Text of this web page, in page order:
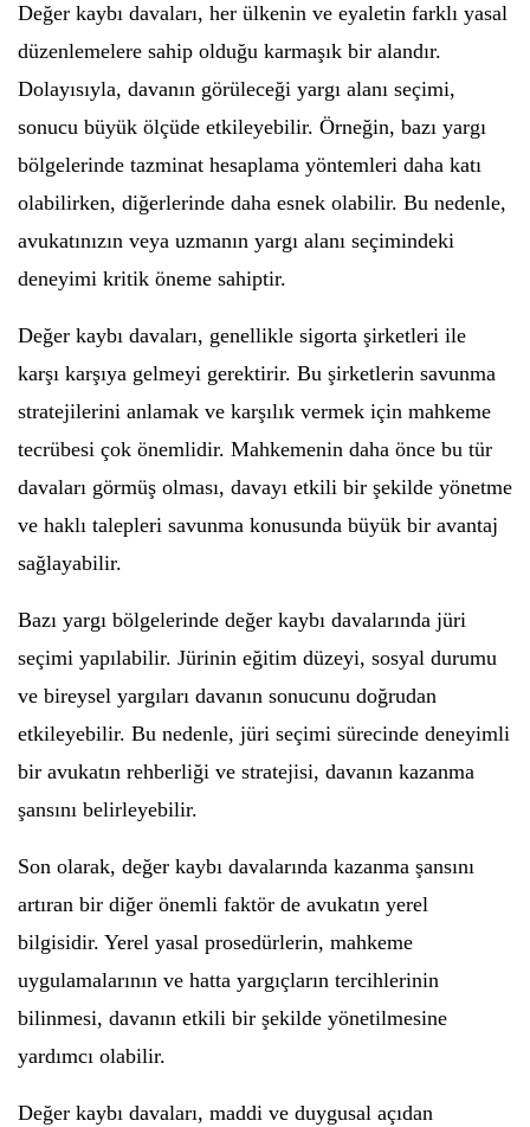
Değer kaybı davaları, her ülkenin ve eyaletin farklı yasal
düzenlemelere sahip olduğu karmaşık bir alandır.
Dolayısıyla, davanın görüleceği yargı alanı seçimi,
sonucu büyük ölçüde etkileyebilir. Örneğin, bazı yargı
bölgelerinde tazminat hesaplama yöntemleri daha katı
olabilirken, diğerlerinde daha esnek olabilir. Bu nedenle,
avukatınızın veya uzmanın yargı alanı seçimindeki
deneyimi kritik öneme sahiptir.
Değer kaybı davaları, genellikle sigorta şirketleri ile
karşı karşıya gelmeyi gerektirir. Bu şirketlerin savunma
stratejilerini anlamak ve karşılık vermek için mahkeme
tecrübesi çok önemlidir. Mahkemenin daha önce bu tür
davaları görmüş olması, davayı etkili bir şekilde yönetme
ve haklı talepleri savunma konusunda büyük bir avantaj
sağlayabilir.
Bazı yargı bölgelerinde değer kaybı davalarında jüri
seçimi yapılabilir. Jürinin eğitim düzeyi, sosyal durumu
ve bireysel yargıları davanın sonucunu doğrudan
etkileyebilir. Bu nedenle, jüri seçimi sürecinde deneyimli
bir avukatın rehberliği ve stratejisi, davanın kazanma
şansını belirleyebilir.
Son olarak, değer kaybı davalarında kazanma şansını
artıran bir diğer önemli faktör de avukatın yerel
bilgisidir. Yerel yasal prosedürlerin, mahkeme
uygulamalarının ve hatta yargıçların tercihlerinin
bilinmesi, davanın etkili bir şekilde yönetilmesine
yardımcı olabilir.
Değer kaybı davaları, maddi ve duygusal açıdan